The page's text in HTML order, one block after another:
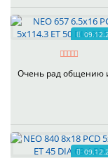
Очень рад общению